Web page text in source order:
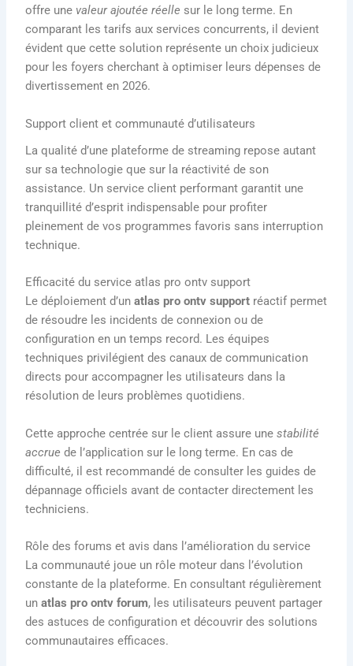
offre une valeur ajoutée réelle sur le long terme. En
comparant les tarifs aux services concurrents, il devient
évident que cette solution représente un choix judicieux
pour les foyers cherchant à optimiser leurs dépenses de
divertissement en 2026.
Support client et communauté d’utilisateurs
La qualité d’une plateforme de streaming repose autant
sur sa technologie que sur la réactivité de son
assistance. Un service client performant garantit une
tranquillité d’esprit indispensable pour profiter
pleinement de vos programmes favoris sans interruption
technique.
Efficacité du service atlas pro ontv support
Le déploiement d’unatlas pro ontv support réactif permet
de résoudre les incidents de connexion ou de
configuration en un temps record. Les équipes
techniques privilégient des canaux de communication
directs pour accompagner les utilisateurs dans la
résolution de leurs problèmes quotidiens.
Cette approche centrée sur le client assure unestabilité
accrue de l’application sur le long terme. En cas de
difficulté, il est recommandé de consulter les guides de
dépannage officiels avant de contacter directement les
techniciens.
Rôle des forums et avis dans l’amélioration du service
La communauté joue un rôle moteur dans l’évolution
constante de la plateforme. En consultant régulièrement
unatlas pro ontv forum, les utilisateurs peuvent partager
des astuces de configuration et découvrir des solutions
communautaires efficaces.